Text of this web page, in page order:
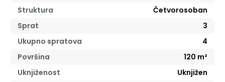
Struktura
Četvorosoban
Sprat
3
Ukupno spratova
4
Površina
120 m²
Uknjiženost
Uknjižen